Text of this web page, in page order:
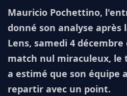
Mauricio Pochettino,
donné son analyse après
Lens, samedi 4
match nul miraculeux, le
a estimé que son équipe
repartir avec un point.